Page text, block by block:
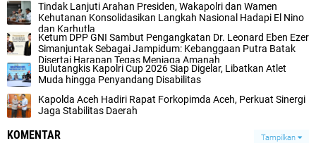
Tindak Lanjuti Arahan Presiden, Wakapolri dan Wamen
Kehutanan Konsolidasikan Langkah Nasional Hadapi El Nino
dan Karhutla
Ketum DPP GNI Sambut Pengangkatan Dr. Leonard Eben Ezer
Simanjuntak Sebagai Jampidum: Kebanggaan Putra Batak
Disertai Harapan Tegas Menjaga Amanah
Bulutangkis Kapolri Cup 2026 Siap Digelar, Libatkan Atlet
Muda hingga Penyandang Disabilitas
Kapolda Aceh Hadiri Rapat Forkopimda Aceh, Perkuat Sinergi
Jaga Stabilitas Daerah
KOMENTAR Tampilkan